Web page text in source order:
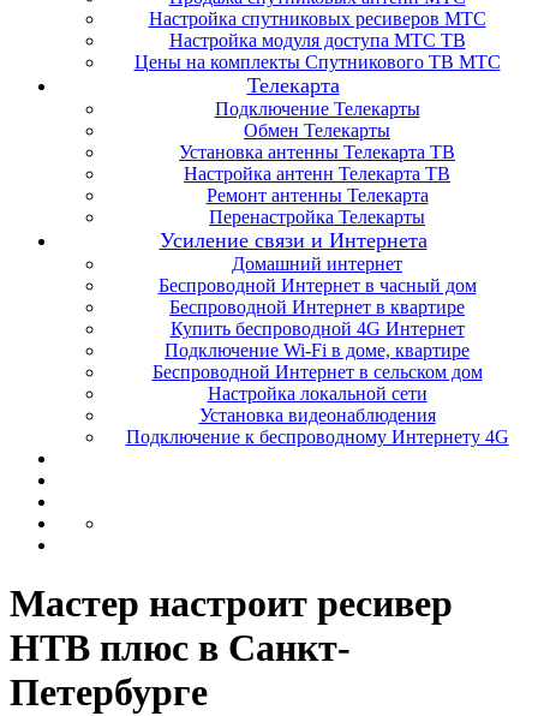
Настройка спутниковых ресиверов МТС
Настройка модуля доступа МТС ТВ
Цены на комплекты Спутникового ТВ МТС
Телекарта
Подключение Телекарты
Обмен Телекарты
Установка антенны Телекарта ТВ
Настройка антенн Телекарта ТВ
Ремонт антенны Телекарта
Перенастройка Телекарты
Усиление связи и Интернета
Домашний интернет
Беспроводной Интернет в часный дом
Беспроводной Интернет в квартире
Купить беспроводной 4G Интернет
Подключение Wi-Fi в доме, квартире
Беспроводной Интернет в сельском дом
Настройка локальной сети
Установка видеонаблюдения
Подключение к беспроводному Интернету 4G
Мастер настроит ресивер
НТВ плюс в Санкт-
Петербурге